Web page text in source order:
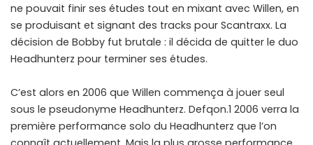
ne pouvait finir ses études tout en mixant avec Willen, en
se produisant et signant des tracks pour Scantraxx. La
décision de Bobby fut brutale : il décida de quitter le duo
Headhunterz pour terminer ses études.
C’est alors en 2006 que Willen commença à jouer seul
sous le pseudonyme Headhunterz. Defqon.1 2006 verra la
première performance solo du Headhunterz que l’on